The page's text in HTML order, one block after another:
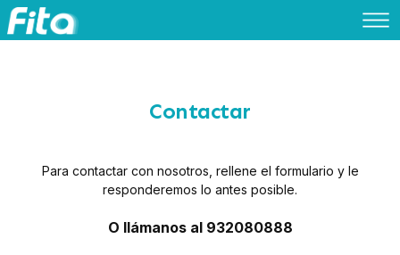
Contactar
Para contactar con nosotros, rellene el formulario y le
responderemos lo antes posible.
O llámanos al 932080888